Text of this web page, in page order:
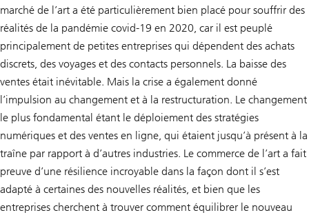
marché de l’art a été particulièrement bien placé pour souffrir des
réalités de la pandémie covid-19 en 2020, car il est peuplé
principalement de petites entreprises qui dépendent des achats
discrets, des voyages et des contacts personnels. La baisse des
ventes était inévitable. Mais la crise a également donné
l’impulsion au changement et à la restructuration. Le changement
le plus fondamental étant le déploiement des stratégies
numériques et des ventes en ligne, qui étaient jusqu’à présent à la
traîne par rapport à d’autres industries. Le commerce de l’art a fait
preuve d’une résilience incroyable dans la façon dont il s’est
adapté à certaines des nouvelles réalités, et bien que les
entreprises cherchent à trouver comment équilibrer le nouveau